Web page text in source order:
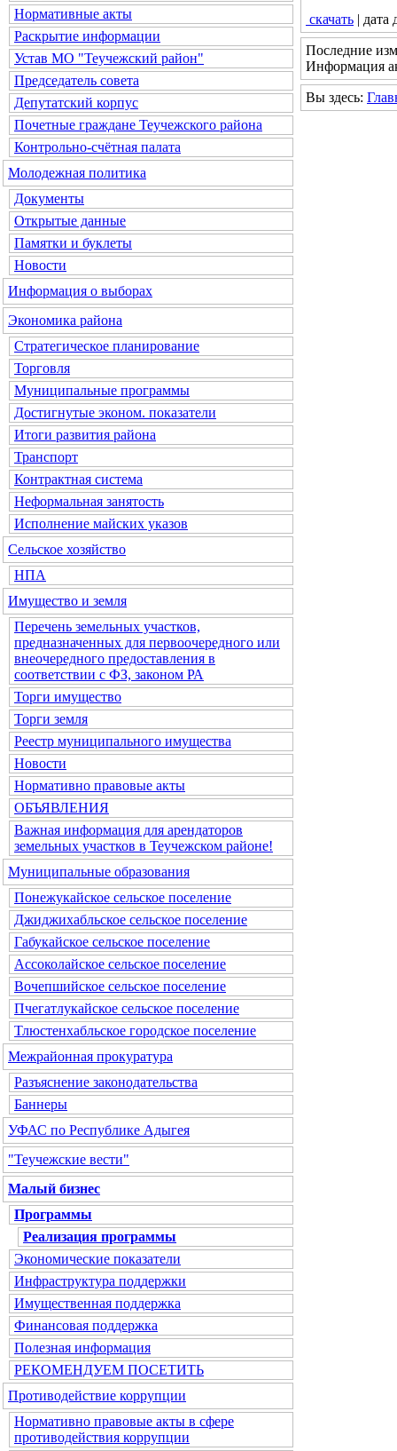
Нормативные акты
Раскрытие информации
Устав МО "Теучежский район"
Председатель совета
Депутатский корпус
Почетные граждане Теучежского района
Контрольно-счётная палата
Молодежная политика
Документы
Открытые данные
Памятки и буклеты
Новости
Информация о выборах
Экономика района
Стратегическое планирование
Торговля
Муниципальные программы
Достигнутые эконом. показатели
Итоги развития района
Транспорт
Контрактная система
Неформальная занятость
Исполнение майских указов
Сельское хозяйство
НПА
Имущество и земля
Перечень земельных участков,
предназначенных для первоочередного или
внеочередного предоставления в
соответствии с ФЗ, законом РА
Торги имущество
Торги земля
Реестр муниципального имущества
Новости
Нормативно правовые акты
ОБЪЯВЛЕНИЯ
Важная информация для арендаторов
земельных участков в Теучежском районе!
Муниципальные образования
Понежукайское сельское поселение
Джиджихабльское сельское поселение
Габукайское сельское поселение
Ассоколайское сельское поселение
Вочепшийское сельское поселение
Пчегатлукайское сельское поселение
Тлюстенхабльское городское поселение
Межрайонная прокуратура
Разъяснение законодательства
Баннеры
УФАС по Республике Адыгея
"Теучежские вести"
Малый бизнес
Программы
Реализация программы
Экономические показатели
Инфраструктура поддержки
Имущественная поддержка
Финансовая поддержка
Полезная информация
РЕКОМЕНДУЕМ ПОСЕТИТЬ
Противодействие коррупции
Нормативно правовые акты в сфере
противодействия коррупции
скачать | дата
Последние
Информация
Вы здесь: